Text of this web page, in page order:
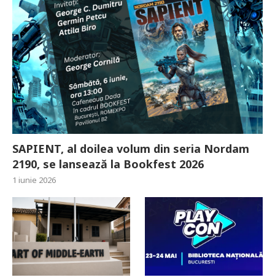
SAPIENT, al doilea volum din seria Nordam
2190, se lansează la Bookfest 2026
1 iunie 2026